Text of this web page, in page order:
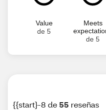
Value
de 5
Meets
de 5
{{start}-8 de55 reseñas